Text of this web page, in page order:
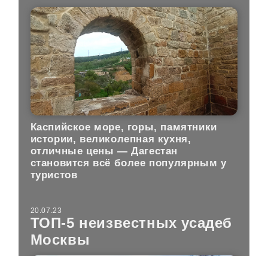
Каспийское море, горы, памятники
истории, великолепная кухня,
отличные цены — Дагестан
становится всё более популярным у
туристов
20.07.23
ТОП-5 неизвестных усадеб
Москвы